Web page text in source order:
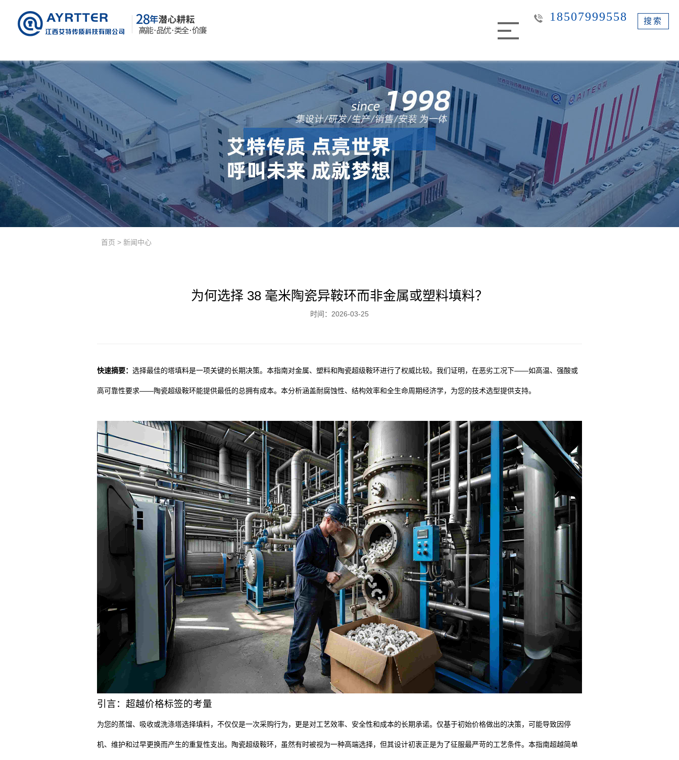
18507999558 搜索
首页 > 新闻中心
为何选择 38 毫米陶瓷异鞍环而非金属或塑料填料？
时间：2026-03-25
快速摘要： 选择最佳的塔填料是一项关键的长期决策。本指南对金属、塑料和陶瓷超级鞍环进行了权威比较。我们证明，在恶劣工况下——如高温、强酸或
高可靠性要求——陶瓷超级鞍环能提供最低的总拥有成本。本分析涵盖耐腐蚀性、结构效率和全生命周期经济学，为您的技术选型提供支持。
引言：超越价格标签的考量
为您的蒸馏、吸收或洗涤塔选择填料，不仅仅是一次采购行为，更是对工艺效率、安全性和成本的长期承诺。仅基于初始价格做出的决策，可能导致因停
机、维护和过早更换而产生的重复性支出。陶瓷超级鞍环，虽然有时被视为一种高端选择，但其设计初衷正是为了征服最严苛的工艺条件。本指南超越简单